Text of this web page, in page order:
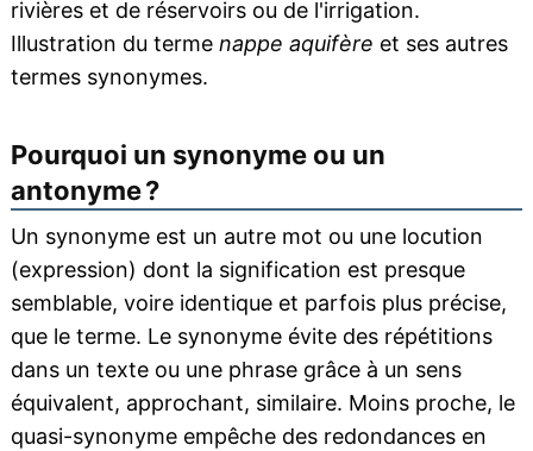
rivières et de réservoirs ou de l'irrigation.
Illustration du terme nappe aquifère et ses autres
termes synonymes.
Pourquoi un synonyme ou un
antonyme ?
Un synonyme est un autre mot ou une locution
(expression) dont la signification est presque
semblable, voire identique et parfois plus précise,
que le terme. Le synonyme évite des répétitions
dans un texte ou une phrase grâce à un sens
équivalent, approchant, similaire. Moins proche, le
quasi-synonyme empêche des redondances en